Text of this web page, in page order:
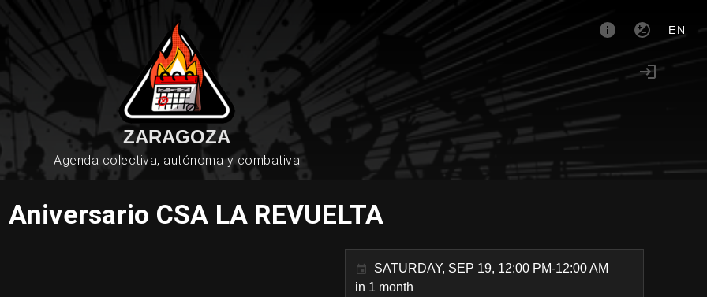
EN
ZARAGOZA
Agenda colectiva, autónoma y combativa
CSA LA REVUELTA
SATURDAY, SEP 19, 12:00 PM-12:00 AM
in 1 month